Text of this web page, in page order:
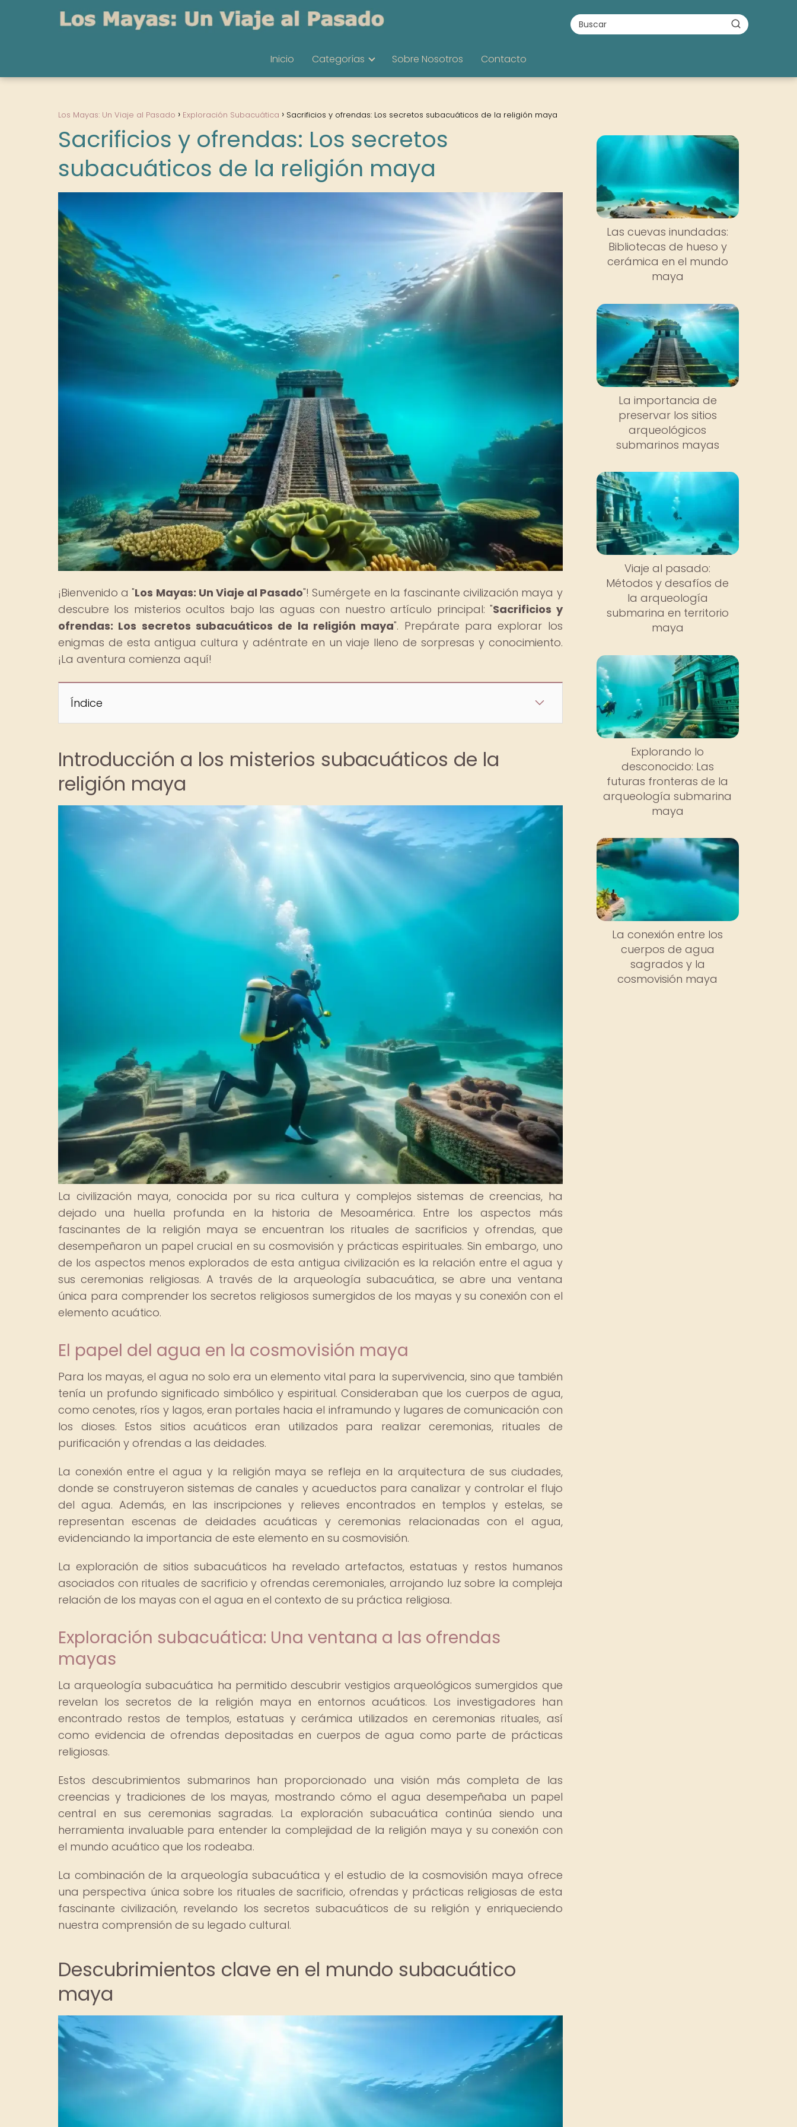
Inicio Categorías Sobre Nosotros Contacto
Los Mayas: Un Viaje al Pasado Exploración Subacuática Sacrificios y ofrendas: Los secretos subacuáticos de la religión maya
Sacrificios y ofrendas: Los secretos
subacuáticos de la religión maya
¡Bienvenido a "Los Mayas: Un Viaje al Pasado"! Sumérgete en la fascinante civilización maya y
descubre los misterios ocultos bajo las aguas con nuestro artículo principal: "Sacrificios y
ofrendas: Los secretos subacuáticos de la religión maya". Prepárate para explorar los
enigmas de esta antigua cultura y adéntrate en un viaje lleno de sorpresas y conocimiento.
¡La aventura comienza aquí!
Índice
Introducción a los misterios subacuáticos de la
religión maya
La civilización maya, conocida por su rica cultura y complejos sistemas de creencias, ha
dejado una huella profunda en la historia de Mesoamérica. Entre los aspectos más
fascinantes de la religión maya se encuentran los rituales de sacrificios y ofrendas, que
desempeñaron un papel crucial en su cosmovisión y prácticas espirituales. Sin embargo, uno
de los aspectos menos explorados de esta antigua civilización es la relación entre el agua y
sus ceremonias religiosas. A través de la arqueología subacuática, se abre una ventana
única para comprender los secretos religiosos sumergidos de los mayas y su conexión con el
elemento acuático.
El papel del agua en la cosmovisión maya
Para los mayas, el agua no solo era un elemento vital para la supervivencia, sino que también
tenía un profundo significado simbólico y espiritual. Consideraban que los cuerpos de agua,
como cenotes, ríos y lagos, eran portales hacia el inframundo y lugares de comunicación con
los dioses. Estos sitios acuáticos eran utilizados para realizar ceremonias, rituales de
purificación y ofrendas a las deidades.
La conexión entre el agua y la religión maya se refleja en la arquitectura de sus ciudades,
donde se construyeron sistemas de canales y acueductos para canalizar y controlar el flujo
del agua. Además, en las inscripciones y relieves encontrados en templos y estelas, se
representan escenas de deidades acuáticas y ceremonias relacionadas con el agua,
evidenciando la importancia de este elemento en su cosmovisión.
La exploración de sitios subacuáticos ha revelado artefactos, estatuas y restos humanos
asociados con rituales de sacrificio y ofrendas ceremoniales, arrojando luz sobre la compleja
relación de los mayas con el agua en el contexto de su práctica religiosa.
Exploración subacuática: Una ventana a las ofrendas
mayas
La arqueología subacuática ha permitido descubrir vestigios arqueológicos sumergidos que
revelan los secretos de la religión maya en entornos acuáticos. Los investigadores han
encontrado restos de templos, estatuas y cerámica utilizados en ceremonias rituales, así
como evidencia de ofrendas depositadas en cuerpos de agua como parte de prácticas
religiosas.
Estos descubrimientos submarinos han proporcionado una visión más completa de las
creencias y tradiciones de los mayas, mostrando cómo el agua desempeñaba un papel
central en sus ceremonias sagradas. La exploración subacuática continúa siendo una
herramienta invaluable para entender la complejidad de la religión maya y su conexión con
el mundo acuático que los rodeaba.
La combinación de la arqueología subacuática y el estudio de la cosmovisión maya ofrece
una perspectiva única sobre los rituales de sacrificio, ofrendas y prácticas religiosas de esta
fascinante civilización, revelando los secretos subacuáticos de su religión y enriqueciendo
nuestra comprensión de su legado cultural.
Descubrimientos clave en el mundo subacuático
maya
Las cuevas inundadas:
Bibliotecas de hueso y
cerámica en el mundo
maya
La importancia de
preservar los sitios
arqueológicos
submarinos mayas
Viaje al pasado:
Métodos y desafíos de
la arqueología
submarina en territorio
maya
Explorando lo
desconocido: Las
futuras fronteras de la
arqueología submarina
maya
La conexión entre los
cuerpos de agua
sagrados y la
cosmovisión maya